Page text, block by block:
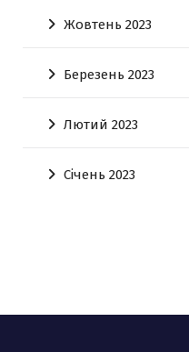
Жовтень 2023
Березень 2023
Лютий 2023
Січень 2023